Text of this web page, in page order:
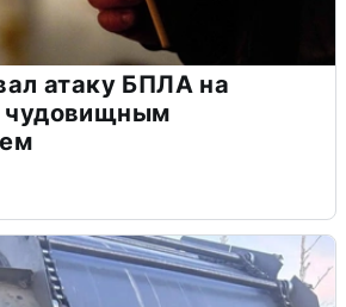
атаку БПЛА на